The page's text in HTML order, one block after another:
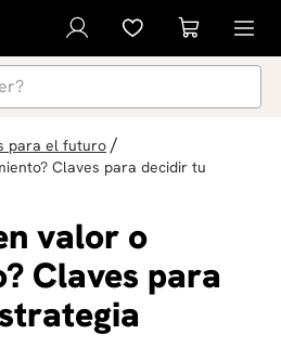
para el futuro /
Claves para decidir tu
valor o
Claves para